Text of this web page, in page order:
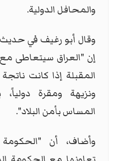
والمحافل الدولية.
وقال أبو رغيف في
إن "العراق سيتعاطى
المقبلة إذا كانت
ونزيهة ومقرة
المساس بأمن البلاد".
وأضاف، أن "الحكومة